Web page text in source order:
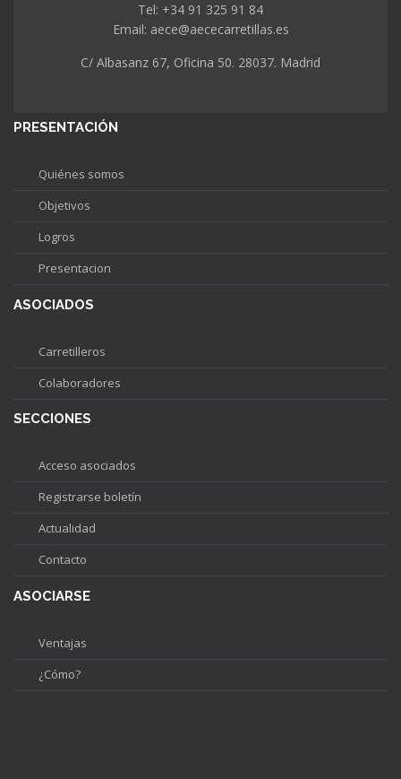
Tel: +34 91 325 91 84
Email: aece@aececarretillas.es
C/ Albasanz 67, Oficina 50. 28037. Madrid
PRESENTACIÓN
Quiénes somos
Objetivos
Logros
Presentacion
ASOCIADOS
Carretilleros
Colaboradores
SECCIONES
Acceso asociados
Registrarse boletín
Actualidad
Contacto
ASOCIARSE
Ventajas
¿Cómo?